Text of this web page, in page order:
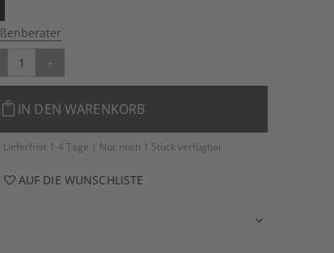
+
IN DEN WARENKORB
1-4 Tage | Nur noch 1 Stück verfügbar
AUF DIE WUNSCHLISTE